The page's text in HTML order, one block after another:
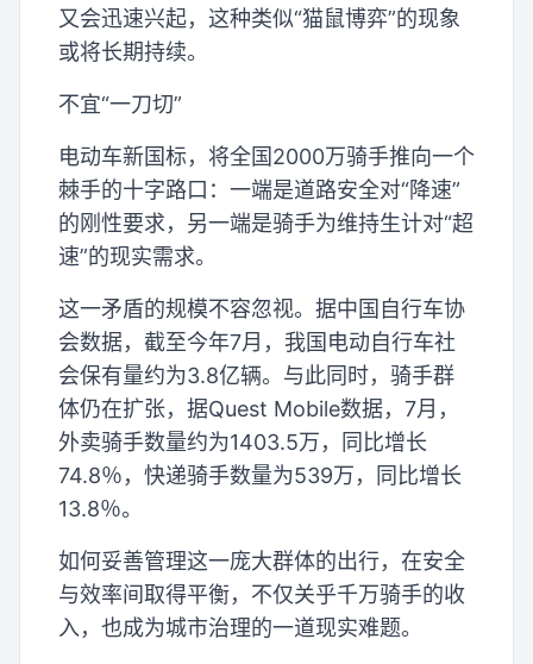
又会迅速兴起，这种类似“猫鼠博弈”的现象
或将长期持续。
不宜“一刀切”
电动车新国标，将全国2000万骑手推向一个
棘手的十字路口：一端是道路安全对“降速”
的刚性要求，另一端是骑手为维持生计对“超
速”的现实需求。
这一矛盾的规模不容忽视。据中国自行车协
会数据，截至今年7月，我国电动自行车社
会保有量约为3.8亿辆。与此同时，骑手群
体仍在扩张，据Quest Mobile数据，7月，
外卖骑手数量约为1403.5万，同比增长
74.8％，快递骑手数量为539万，同比增长
13.8％。
如何妥善管理这一庞大群体的出行，在安全
与效率间取得平衡，不仅关乎千万骑手的收
入，也成为城市治理的一道现实难题。